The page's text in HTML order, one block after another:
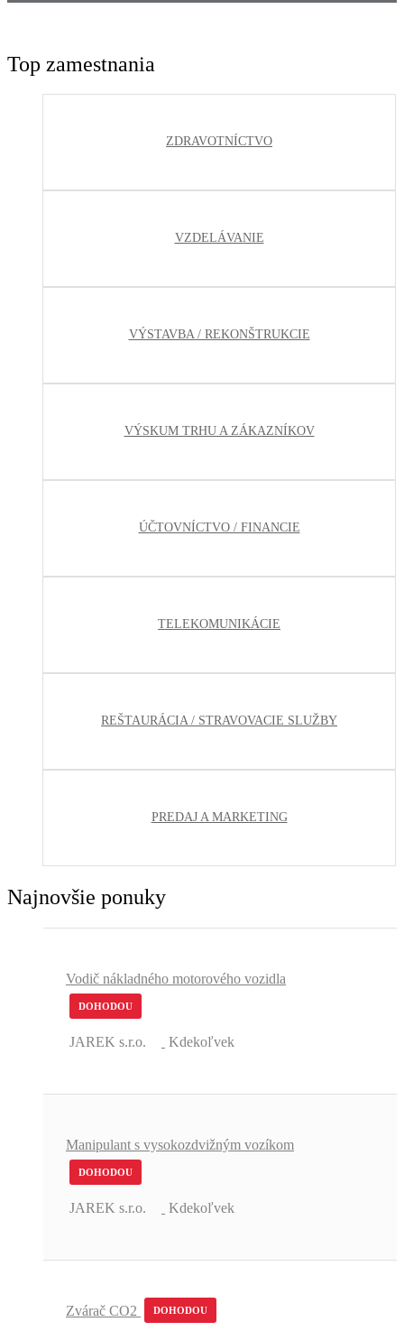
Top zamestnania
ZDRAVOTNÍCTVO
VZDELÁVANIE
VÝSTAVBA / REKONŠTRUKCIE
VÝSKUM TRHU A ZÁKAZNÍKOV
ÚČTOVNÍCTVO / FINANCIE
TELEKOMUNIKÁCIE
REŠTAURÁCIA / STRAVOVACIE SLUŽBY
PREDAJ A MARKETING
Najnovšie ponuky
Vodič nákladného motorového vozidla
DOHODOU
JAREK s.r.o. Kdekoľvek
Manipulant s vysokozdvižným vozíkom
DOHODOU
JAREK s.r.o. Kdekoľvek
Zvárač CO2 DOHODOU